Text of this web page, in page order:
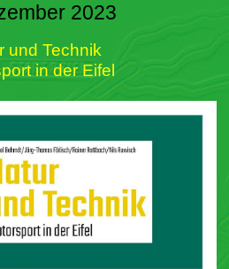
2023
und Technik
in der Eifel